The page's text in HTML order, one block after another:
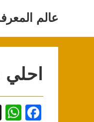
عالم
F